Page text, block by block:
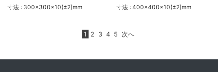
寸法 : 300×300×10(±2)mm 寸法 : 400×400×10(±2)mm
1 2 3 4 5 次へ